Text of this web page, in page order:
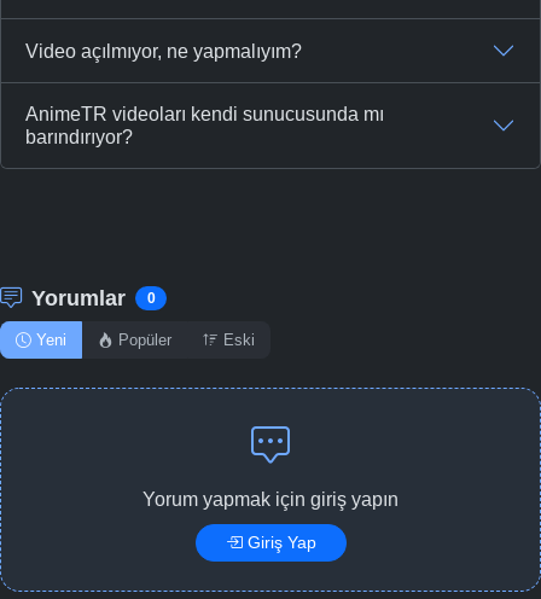
Video açılmıyor, ne yapmalıyım?
AnimeTR videoları kendi sunucusunda mı
barındırıyor?
Yorumlar 0
Yeni Popüler Eski
Yorum yapmak için giriş yapın
Giriş Yap